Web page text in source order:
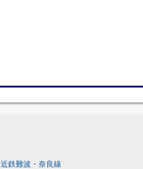
近鉄難波・奈良線